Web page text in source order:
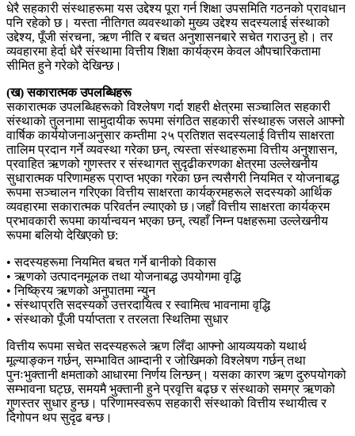
धेरै सहकारी संस्थाहरूमा यस उद्देश्य पूरा गर्न शिक्षा उपसमिति गठनको प्रावधान
पनि रहेको छ। यस्ता नीतिगत व्यवस्थाको मुख्य उद्देश्य सदस्यलाई संस्थाको
उद्देश्य, पूँजी संरचना, ऋण नीति र बचत अनुशासनबारे सचेत गराउनु हो। तर
व्यवहारमा हेर्दा धेरै संस्थामा वित्तीय शिक्षा कार्यक्रम केवल औपचारिकतामा
सीमित हुने गरेको देखिन्छ।
(ख) सकारात्मक उपलब्धिहरू
सकारात्मक उपलब्धिहरूको विश्लेषण गर्दा शहरी क्षेत्रमा सञ्चालित सहकारी
संस्थाको तुलनामा सामुदायीक रूपमा संगठित सहकारी संस्थाहरू जसले आफ्नो
वार्षिक कार्ययोजनाअनुसार कम्तीमा २५ प्रतिशत सदस्यलाई वित्तीय साक्षरता
तालिम प्रदान गर्ने व्यवस्था गरेका छन्, त्यस्ता संस्थाहरूमा वित्तीय अनुशासन,
प्रवाहित ऋणको गुणस्तर र संस्थागत सुदृढीकरणका क्षेत्रमा उल्लेखनीय
सुधारात्मक परिणामहरू प्राप्त भएका गरेका छन त्यसैगरी नियमित र योजनाबद्ध
रूपमा सञ्चालन गरिएका वित्तीय साक्षरता कार्यक्रमहरूले सदस्यको आर्थिक
व्यवहारमा सकारात्मक परिवर्तन ल्याएको छ।जहाँ वित्तीय साक्षरता कार्यक्रम
प्रभावकारी रूपमा कार्यान्वयन भएका छन्, त्यहाँ निम्न पक्षहरूमा उल्लेखनीय
रूपमा बलियाे देखिएको छ:
• सदस्यहरूमा नियमित बचत गर्ने बानीको विकास
• ऋणको उत्पादनमूलक तथा योजनाबद्ध उपयोगमा वृद्धि
• निष्क्रिय ऋणको अनुपातमा न्युन
• संस्थाप्रति सदस्यको उत्तरदायित्व र स्वामित्व भावनामा वृद्धि
• संस्थाको पूँजी पर्याप्तता र तरलता स्थितिमा सुधार
वित्तीय रूपमा सचेत सदस्यहरूले ऋण लिँदा आफ्नो आयव्ययको यथार्थ
मूल्याङ्कन गर्छन्, सम्भावित आम्दानी र जोखिमको विश्लेषण गर्छन् तथा
पुनःभुक्तानी क्षमताको आधारमा निर्णय लिन्छन्। यसका कारण ऋण दुरुपयोगको
सम्भावना घट्छ, समयमै भुक्तानी हुने प्रवृत्ति बढ्छ र संस्थाको समग्र ऋणको
गुणस्तर सुधार हुन्छ। परिणामस्वरूप सहकारी संस्थाको वित्तीय स्थायीत्व र
दिगोपन थप सुदृढ बन्छ।